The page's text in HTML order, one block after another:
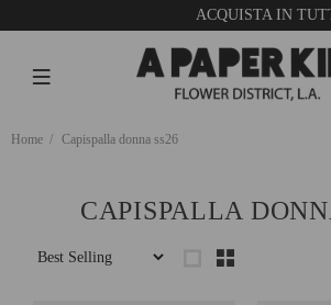
ACQUISTA IN
Home Capispalla donna ss26
CAPISPALLA